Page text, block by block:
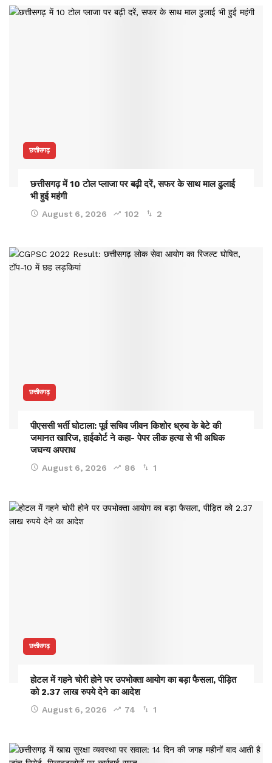
छत्तीसगढ़
छत्तीसगढ़ में 10 टोल प्लाजा पर बढ़ी दरें, सफर के साथ माल ढुलाई
भी हुई महंगी
August 6, 2026 102 2
छत्तीसगढ़
पीएससी भर्ती घोटाला: पूर्व सचिव जीवन किशोर ध्रुव के बेटे की
जमानत खारिज, हाईकोर्ट ने कहा- पेपर लीक हत्या से भी अधिक
जघन्य अपराध
August 6, 2026 86 1
छत्तीसगढ़
होटल में गहने चोरी होने पर उपभोक्ता आयोग का बड़ा फैसला, पीड़ित
को 2.37 लाख रुपये देने का आदेश
August 6, 2026 74 1